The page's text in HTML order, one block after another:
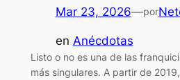
Mar 23, 2026—por
en Anécdotas
Listo o no es una de las
más singulares. A partir de